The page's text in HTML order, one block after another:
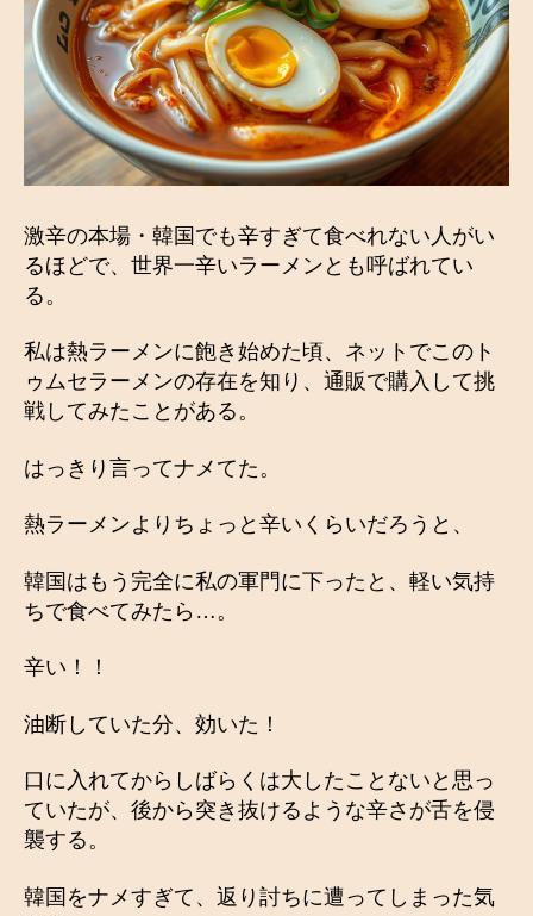
激辛の本場・韓国でも辛すぎて食べれない人がい
るほどで、世界一辛いラーメンとも呼ばれてい
る。
私は熱ラーメンに飽き始めた頃、ネットでこのト
ゥムセラーメンの存在を知り、通販で購入して挑
戦してみたことがある。
はっきり言ってナメてた。
熱ラーメンよりちょっと辛いくらいだろうと、
韓国はもう完全に私の軍門に下ったと、軽い気持
ちで食べてみたら…。
辛い！！
油断していた分、効いた！
口に入れてからしばらくは大したことないと思っ
ていたが、後から突き抜けるような辛さが舌を侵
襲する。
韓国をナメすぎて、返り討ちに遭ってしまった気